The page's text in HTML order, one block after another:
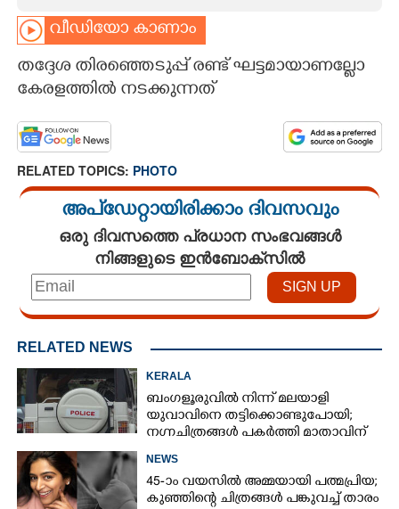
ASTRO
CARTOONS
ZOOM
വീഡിയോ കാണാം
തദ്ദേശ തിരഞ്ഞെടുപ്പ് രണ്ട് ഘട്ടമായാണല്ലോ
കേരളത്തിൽ നടക്കുന്നത്
RELATED TOPICS: PHOTO
അപ്ഡേറ്റായിരിക്കാം ദിവസവും
ഒരു ദിവസത്തെ പ്രധാന സംഭവങ്ങൾ
നിങ്ങളുടെ ഇൻബോക്സിൽ
RELATED NEWS
KERALA
ബംഗളൂരുവിൽ നിന്ന് മലയാളി
യുവാവിനെ തട്ടിക്കൊണ്ടുപോയി;
നഗ്നചിത്രങ്ങൾ പകർത്തി മാതാവിന്
NEWS
45-ാം വയസിൽ അമ്മയായി പത്മപ്രിയ;
കുഞ്ഞിന്റെ ചിത്രങ്ങൾ പങ്കുവച്ച് താരം